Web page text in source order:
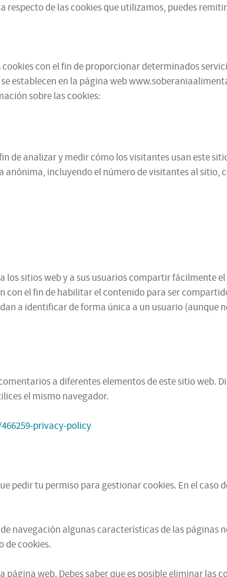
respecto de las cookies que utilizamos, puedes
con el fin de proporcionar determinados
establecen en la página web
sobre las cookies:
de analizar y medir cómo los visitantes usan este
incluyendo el número de visitantes al
los sitios web y a sus usuarios compartir fácilmente
con el fin de habilitar el contenido para ser
a identificar de forma única a un usuario
a diferentes elementos de este sitio web.
el mismo navegador.
privacy-policy
pedir tu permiso para gestionar cookies. En el
navegación algunas características de las
de cookies.
web. Debes saber que es posible eliminar